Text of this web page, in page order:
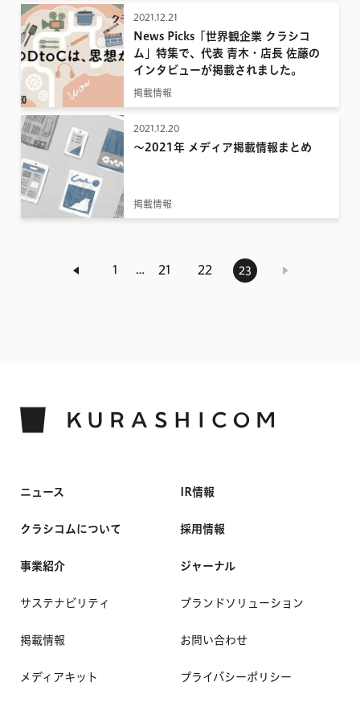
2021.12.21
News Picks「世界観企業 クラシコ
ム」特集で、代表 青木・店長 佐藤の
インタビューが掲載されました。
掲載情報
2021.12.20
〜2021年 メディア掲載情報まとめ
掲載情報
1 … 21 22 23
ニュース
クラシコムについて
事業紹介
IR情報
採用情報
ジャーナル
サステナビリティ
掲載情報
メディアキット
ブランドソリューション
お問い合わせ
プライバシーポリシー